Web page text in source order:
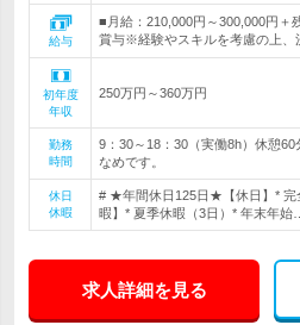
給与
■月給：210,000円～300,000円＋
賞与※経験やスキルを考慮の上
初年度
年収
250万円～360万円
勤務
時間
9：30～18：30（実働8h）休憩
なめです。
休日
休暇
# ★年間休日125日★【休日】* 完
暇】* 夏季休暇（3日）* 年末年始…
求人詳細を見る